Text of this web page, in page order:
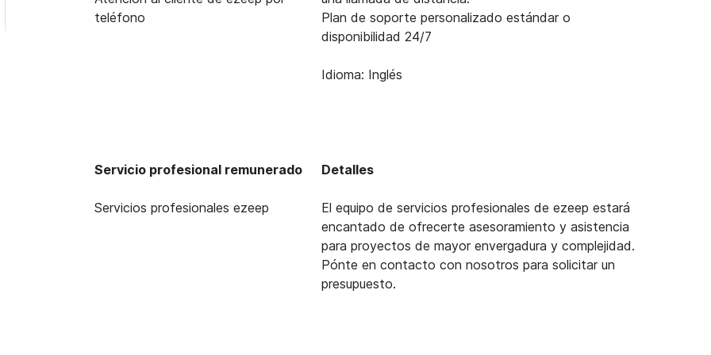
teléfono
Plan de soporte personalizado estándar o
disponibilidad 24/7
Idioma: Inglés
Servicio profesional remunerado Detalles
Servicios profesionales ezeep
El equipo de servicios profesionales de ezeep estará
encantado de ofrecerte asesoramiento y asistencia
para proyectos de mayor envergadura y complejidad.
Pónte en contacto con nosotros para solicitar un
presupuesto.